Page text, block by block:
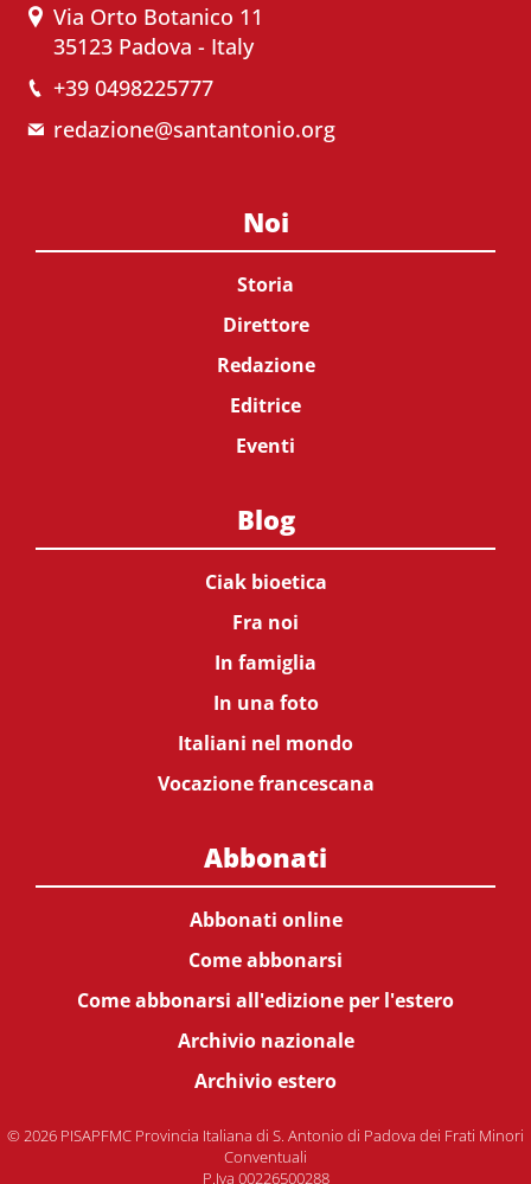
Via Orto Botanico 11
35123 Padova - Italy
+39 0498225777
redazione@santantonio.org
Noi
Storia
Direttore
Redazione
Editrice
Eventi
Blog
Ciak bioetica
Fra noi
In famiglia
In una foto
Italiani nel mondo
Vocazione francescana
Abbonati
Abbonati online
Come abbonarsi
Come abbonarsi all'edizione per l'estero
Archivio nazionale
Archivio estero
© 2026 PISAPFMC Provincia Italiana di S. Antonio di Padova dei Frati Minori
Conventuali
P.Iva 00226500288